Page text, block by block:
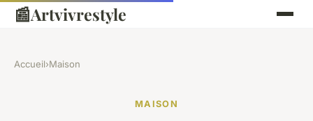
📰Artvivrestyle
Accueil›Maison
MAISON